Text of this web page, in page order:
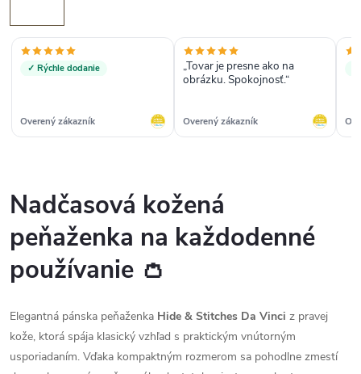
✓ Rýchle dodanie
Overený zákazník
„Tovar je presne ako na
obrázku. Spokojnosť.“
Overený zákazník
Nadčasová kožená
peňaženka na každodenné
používanie 👛
Elegantná pánska peňaženka Hide & Stitches Da Vinci z pravej
kože, ktorá spája klasický vzhľad s praktickým vnútorným
usporiadaním. Vďaka kompaktným rozmerom sa pohodlne zmestí